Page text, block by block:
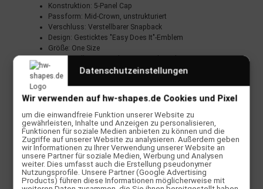
Konstruktion: 5-Panel Cap
Passform: Mid-Crown, unstrukturiert
Verschluss: Verstellbarer Snapback
Design: Gesticktes "Easy Does It"-Emblem
Größe: One Size
Performance & Einsatzbereich
Einsatz: Freizeit, Strand, Surftrips und Reisen
Perfekt für: Surfer, Skater und Outdoor-Enthusiasten
Style: California Surf Heritage & Casual Wear
Die Katin Easy Emblem Hat ist mehr als nur eine Cap – sie ist ein
leichter und stylischer Begleiter für alle, die den entspannten
Surf-Lifestyle jeden Tag leben möchten.
Aufsetzen, rausgehen und das Motto leben: Easy Does It
Datenschutzeinstellungen
Wir verwenden auf hw-shapes.de Cookies und Pixel
um die einwandfreie Funktion unserer Website zu
gewährleisten, Inhalte und Anzeigen zu personalisieren,
Funktionen für soziale Medien anbieten zu können und die
Zugriffe auf unserer Website zu analysieren. Außerdem geben
wir Informationen zu Ihrer Verwendung unserer Website an
unsere Partner für soziale Medien, Werbung und Analysen
weiter. Dies umfasst auch die Erstellung pseudonymer
Nutzungsprofile. Unsere Partner (Google Advertising
Products) führen diese Informationen möglicherweise mit